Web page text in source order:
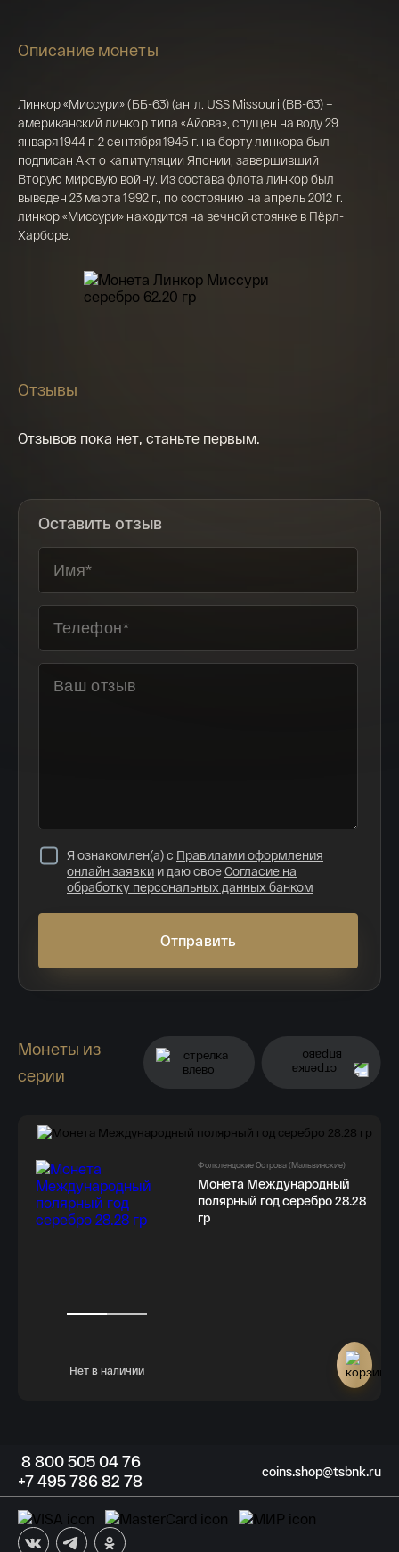
Описание монеты
Линкор «Миссури» (ББ-63) (англ. USS Missouri (BB-63) –
американский линкор типа «Айова», спущен на воду 29
января 1944 г. 2 сентября 1945 г. на борту линкора был
подписан Акт о капитуляции Японии, завершивший
Вторую мировую войну. Из состава флота линкор был
выведен 23 марта 1992 г., по состоянию на апрель 2012 г.
линкор «Миссури» находится на вечной стоянке в Пёрл-
Харборе.
Отзывы
Отзывов пока нет, станьте первым.
Оставить отзыв
Я ознакомлен(а) с Правилами оформления
онлайн заявки и даю своеСогласие на
обработку персональных данных банком
Отправить
Монеты из
серии
Нет в наличии
Фолклендские Острова (Мальвинские)
Монета Международный
полярный год серебро 28.28
гр
8800 50504 76
+7495 78682 78 coins.shop@tsbnk.ru
Российская инвестиционная монета
Георгий Победоносец золото 100 рублей
15,5 гр 2021
142 000 ₽
Имя*
Телефон*
Я ознакомлен(а) с Правилами оформления
онлайн заявки и даю свое
обработку персональных данных